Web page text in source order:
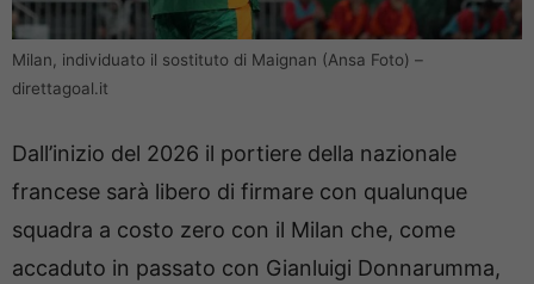
Milan, individuato il sostituto di Maignan (Ansa Foto) –
direttagoal.it
Dall’inizio del 2026 il portiere della nazionale
francese sarà libero di firmare con qualunque
squadra a costo zero con il Milan che, come
accaduto in passato con Gianluigi Donnarumma,